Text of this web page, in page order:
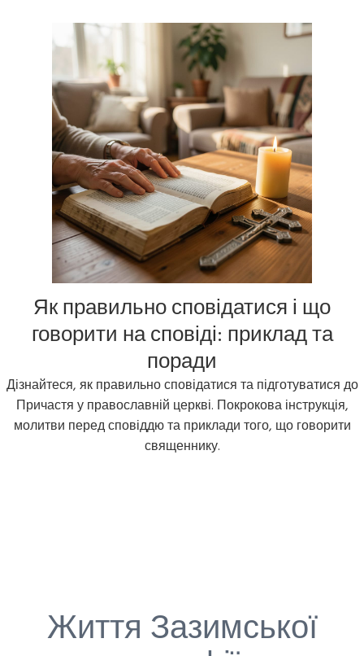
Як правильно сповідатися і що
говорити на сповіді: приклад та
поради
Дізнайтеся, як правильно сповідатися та підготуватися до
Причастя у православній церкві. Покрокова інструкція,
молитви перед сповіддю та приклади того, що говорити
священнику.
Життя Зазимської